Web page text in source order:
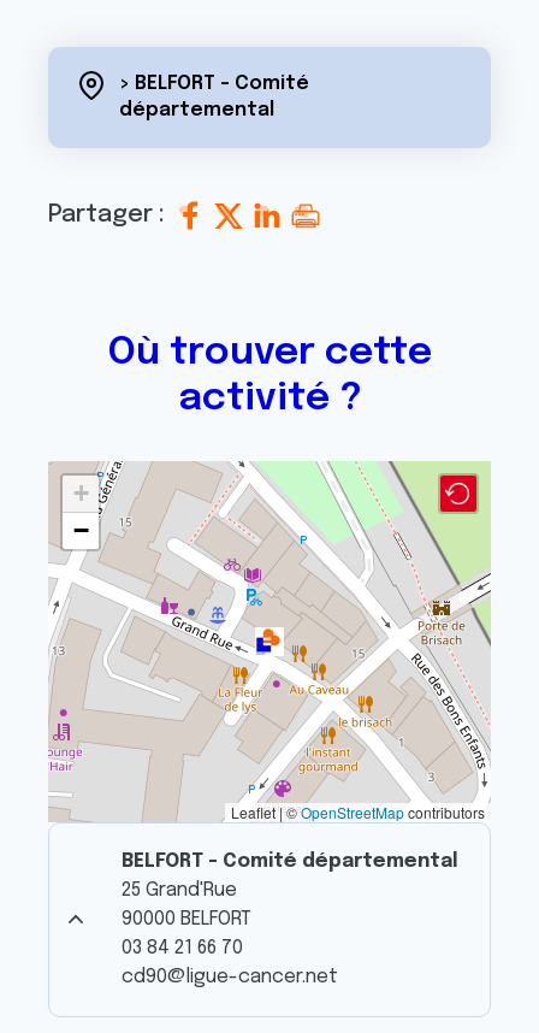
> BELFORT - Comité
départemental
Partager :
Où trouver cette
activité ?
+
−
Leaflet | ©OpenStreetMapcontributors
BELFORT - Comité départemental
25 Grand'Rue
90000 BELFORT
03 84 21 66 70
cd90@ligue-cancer.net